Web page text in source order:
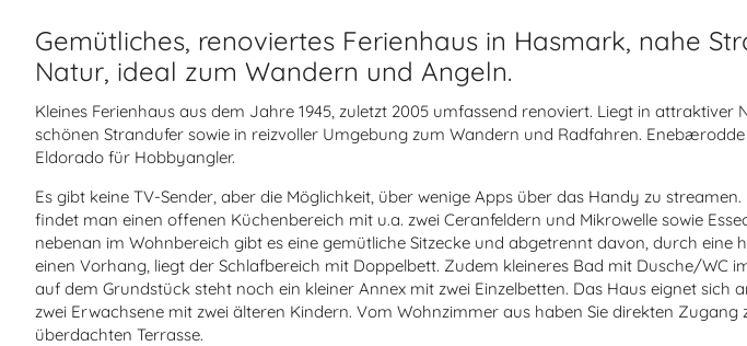
Gemütliches, renoviertes Ferienhaus in Hasmark, nahe
Natur, ideal zum Wandern und Angeln.
Kleines Ferienhaus aus dem Jahre 1945, zuletzt 2005 umfassend renoviert. Liegt in attraktiver
schönen Strandufer sowie in reizvoller Umgebung zum Wandern und Radfahren.
Eldorado für Hobbyangler.
Es gibt keine TV-Sender, aber die Möglichkeit, über wenige Apps über das Handy zu
findet man einen offenen Küchenbereich mit u.a. zwei Ceranfeldern und Mikrowelle sowie
nebenan im Wohnbereich gibt es eine gemütliche Sitzecke und abgetrennt davon, durch eine
einen Vorhang, liegt der Schlafbereich mit Doppelbett. Zudem kleineres Bad mit Dusche/WC
auf dem Grundstück steht noch ein kleiner Annex mit zwei Einzelbetten. Das Haus eignet sich
zwei Erwachsene mit zwei älteren Kindern. Vom Wohnzimmer aus haben Sie direkten Zugang
überdachten Terrasse.